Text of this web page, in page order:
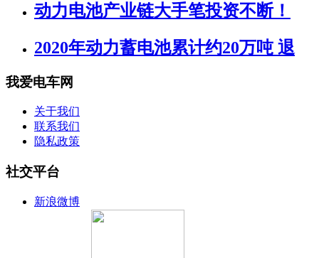
动力电池产业链大手笔投资不断！
2020年动力蓄电池累计约20万吨 退
我爱电车网
关于我们
联系我们
隐私政策
社交平台
新浪微博